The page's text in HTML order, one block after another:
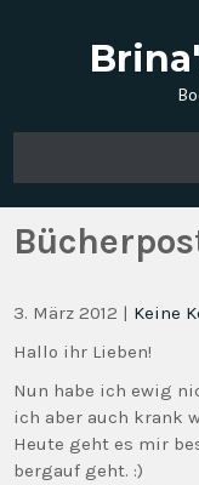
3. März 2012 | Keine
Hallo ihr Lieben!
Nun habe ich ewig
ich aber auch krank
Heute geht es mir
bergauf geht. :)